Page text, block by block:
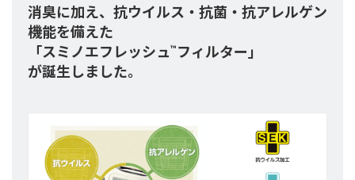
消臭に加え、抗ウイルス・抗菌・抗アレルゲン
機能を備えた
「スミノエフレッシュ™ フィルター」
が誕生しました。